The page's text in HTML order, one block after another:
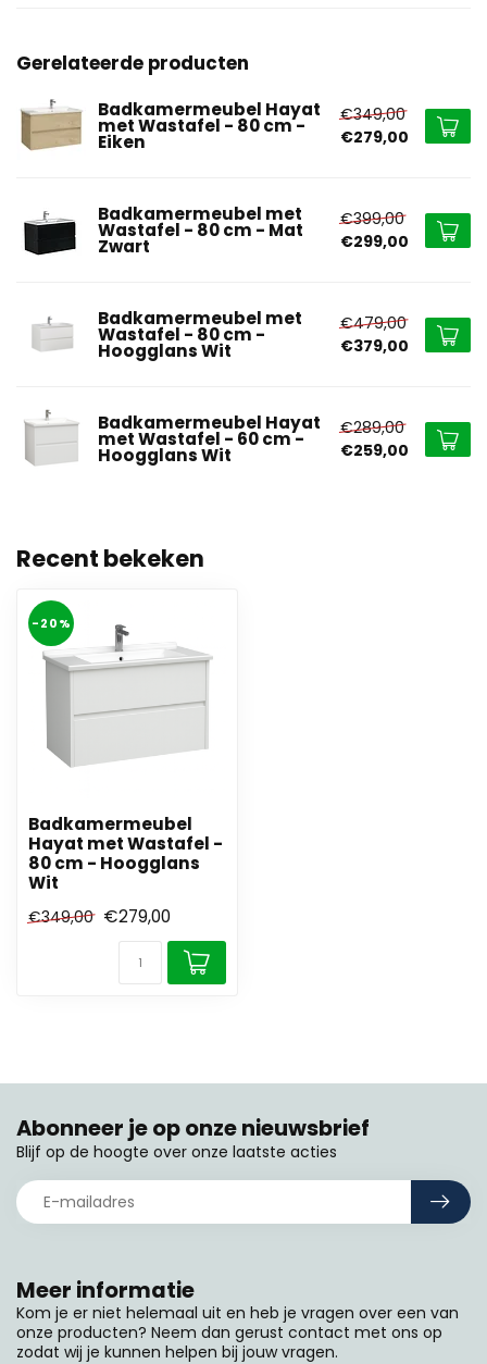
Gerelateerde producten
Badkamermeubel Hayat
met Wastafel - 80 cm -
Eiken
€349,00
€279,00
Badkamermeubel met
Wastafel - 80 cm - Mat
Zwart
€399,00
€299,00
Badkamermeubel met
Wastafel - 80 cm -
Hoogglans Wit
€479,00
€379,00
Badkamermeubel Hayat
met Wastafel - 60 cm -
Hoogglans Wit
€289,00
€259,00
Recent bekeken
-20%
Badkamermeubel
Hayat met Wastafel -
80 cm - Hoogglans
Wit
€349,00 €279,00
Meer informatie
Kom je er niet helemaal uit en heb je vragen over een van
onze producten? Neem dan gerust contact met ons op
zodat wij je kunnen helpen bij jouw vragen.
Abonneer je op onze nieuwsbrief
Blijf op de hoogte over onze laatste acties